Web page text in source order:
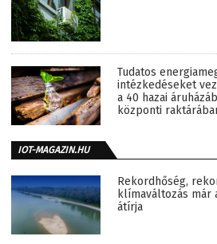
Tudatos
intézkedéseket
a 40 hazai
központi
IOT-MAGAZIN.HU
Rekordhőség,
klímaváltozás már
átírja